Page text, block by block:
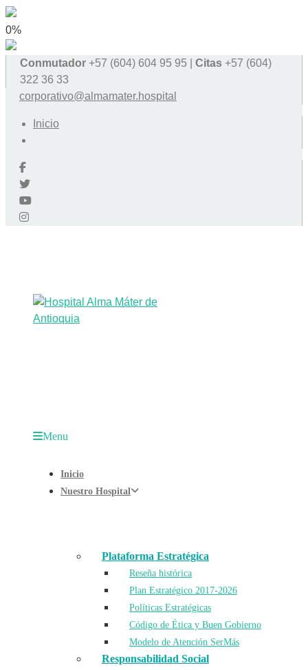
0%
Conmutador +57 (604) 604 95 95 | Citas +57 (604)
322 36 33
corporativo@almamater.hospital
Inicio
Menu
Inicio
Nuestro Hospital
Plataforma Estratégica
Reseña histórica
Plan Estratégico 2017-2026
Políticas Estratégicas
Código de Ética y Buen Gobierno
Modelo de Atención SerMás
Responsabilidad Social